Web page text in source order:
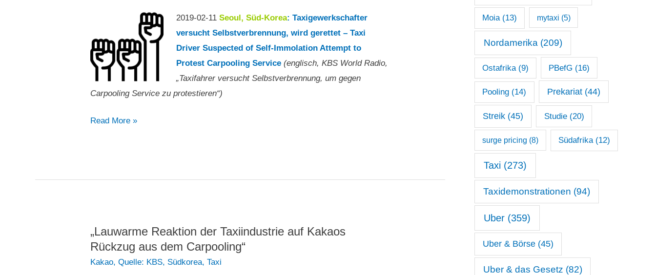
2019-02-11 Seoul, Süd-Korea: Taxigewerkschafter
versucht Selbstverbrennung, wird gerettet – Taxi
Driver Suspected of Self-Immolation Attempt to
Protest Carpooling Service (englisch, KBS World Radio,
„Taxifahrer versucht Selbstverbrennung, um gegen
Carpooling Service zu protestieren“)
„Taxifahrer
gegen
zu
protestieren“
Read More »
„Lauwarme Reaktion der Taxiindustrie auf Kakaos
Rückzug aus dem Carpooling“
Kakao,Quelle: KBS, Südkorea,Taxi
Moia(13) mytaxi (5)
Nordamerika (209)
Ostafrika(9) PBefG (16)
Pooling (14) Prekariat(44)
Streik (45) Studie(20)
surge pricing (8) Südafrika(12)
Taxi(273)
Taxidemonstrationen (94)
Uber (359)
Uber & Börse (45)
Uber & das Gesetz (82)